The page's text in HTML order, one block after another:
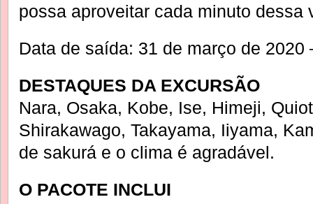
possa aproveitar cada minuto dessa
Data de saída: 31 de março de 2020
DESTAQUES DA EXCURSÃO
Nara, Osaka, Kobe, Ise, Himeji,
Shirakawago, Takayama, Iiyama,
de sakurá e o clima é agradável.
O PACOTE INCLUI